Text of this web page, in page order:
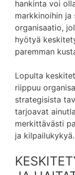
hankinta voi
markkinoihin ja
organisaatio,
hyötyä
paremman
Lopulta
riippuu
strategisista
tarjoavat
merkittävästi
ja kilpailukykyä.